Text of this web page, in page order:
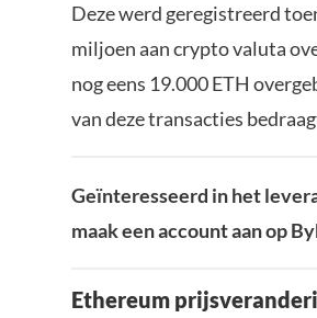
Deze werd geregistreerd
miljoen aan crypto valuta
nog eens 19.000 ETH
van deze transacties
Geïnteresseerd in het
maak een account aan op
Ethereum